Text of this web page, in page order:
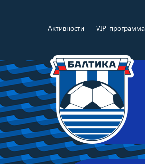
Активности VIP-программа